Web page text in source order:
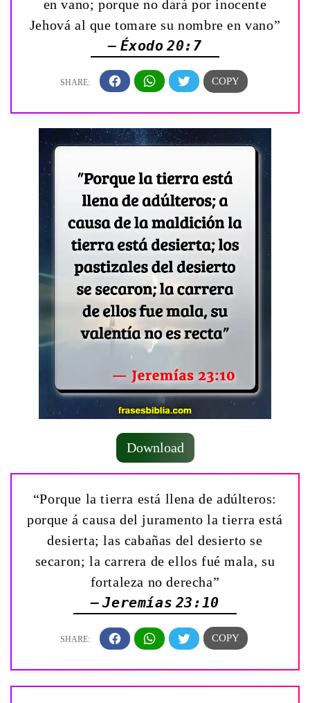
en vano; porque no dará por inocente
Jehová al que tomare su nombre en vano”
— Éxodo 20:7
Download
“Porque la tierra está llena de adúlteros:
porque á causa del juramento la tierra está
desierta; las cabañas del desierto se
secaron; la carrera de ellos fué mala, su
fortaleza no derecha”
— Jeremías 23:10